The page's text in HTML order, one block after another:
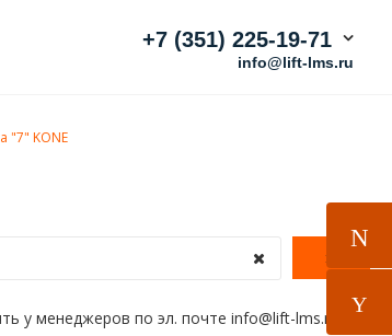
+7 (351) 225-19-71
info@lift-lms.ru
KONE
у менеджеров по эл. почте info@lift-lms.ru